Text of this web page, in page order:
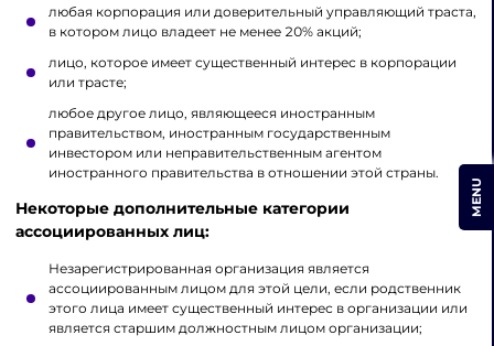
любая корпорация или доверительный управляющий траста,
в котором лицо владеет не менее 20% акций;
лицо, которое имеет существенный интерес в корпорации
или трасте;
любое другое лицо, являющееся иностранным
правительством, иностранным государственным
инвестором или неправительственным агентом
иностранного правительства в отношении этой страны.
Некоторые дополнительные категории
ассоциированных лиц:
Незарегистрированная организация является
ассоциированным лицом для этой цели, если родственник
этого лица имеет существенный интерес в организации или
является старшим должностным лицом организации;
MENU